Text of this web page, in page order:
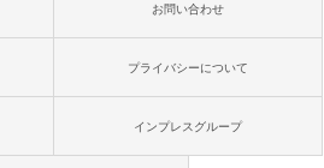
お問い合わせ
プライバシーについて
インプレスグループ